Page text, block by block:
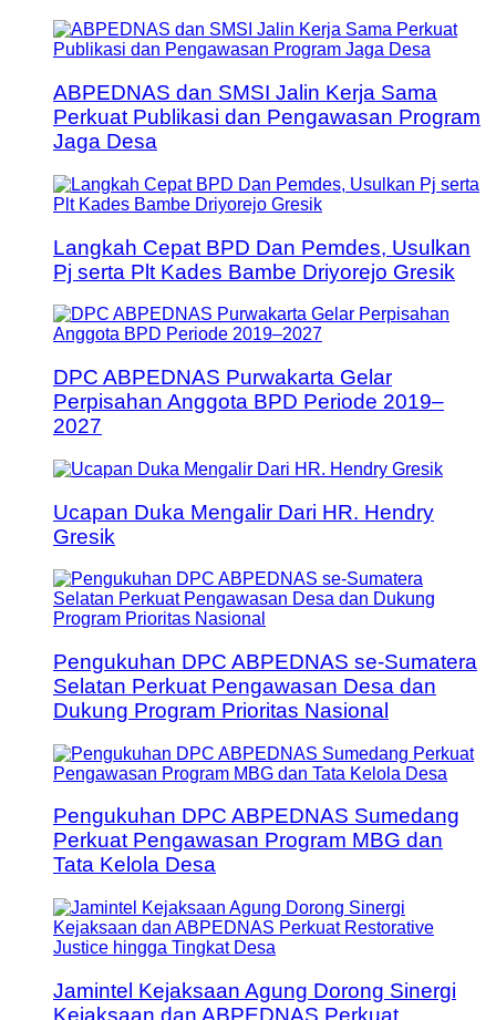
ABPEDNAS dan SMSI Jalin Kerja Sama
Perkuat Publikasi dan Pengawasan Program
Jaga Desa
Langkah Cepat BPD Dan Pemdes, Usulkan
Pj serta Plt Kades Bambe Driyorejo Gresik
DPC ABPEDNAS Purwakarta Gelar
Perpisahan Anggota BPD Periode 2019–
2027
Ucapan Duka Mengalir Dari HR. Hendry
Gresik
Pengukuhan DPC ABPEDNAS se-Sumatera
Selatan Perkuat Pengawasan Desa dan
Dukung Program Prioritas Nasional
Pengukuhan DPC ABPEDNAS Sumedang
Perkuat Pengawasan Program MBG dan
Tata Kelola Desa
Jamintel Kejaksaan Agung Dorong Sinergi
Kejaksaan dan ABPEDNAS Perkuat